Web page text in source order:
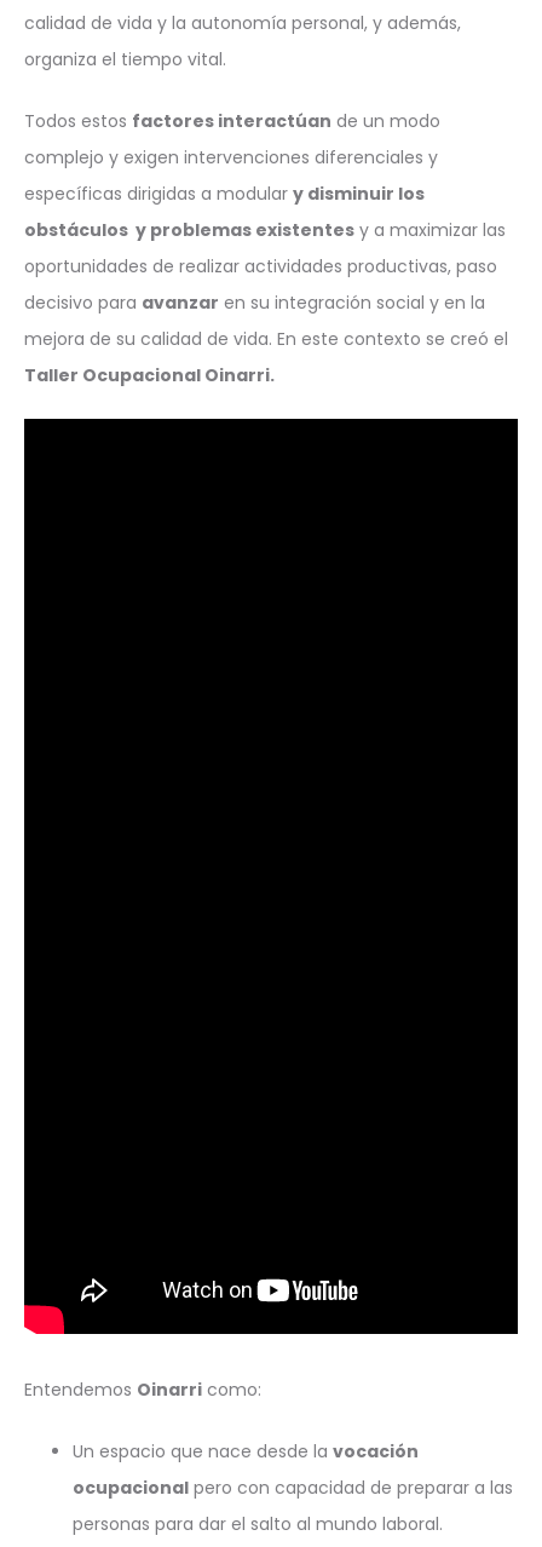
calidad de vida y la autonomía personal, y además,
organiza el tiempo vital.
Todos estos factores interactúan de un modo
complejo y exigen intervenciones diferenciales y
específicas dirigidas a modular y disminuir los
obstáculos y problemas existentes y a maximizar las
oportunidades de realizar actividades productivas, paso
decisivo para avanzar en su integración social y en la
mejora de su calidad de vida. En este contexto se creó el
Taller Ocupacional Oinarri.
Entendemos Oinarri como:
Un espacio que nace desde la vocación
ocupacional pero con capacidad de preparar a las
personas para dar el salto al mundo laboral.